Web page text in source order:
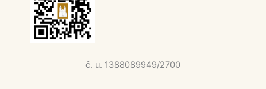
č. u. 1388089949/2700